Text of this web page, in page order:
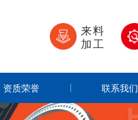
来料
加工
资质荣誉 联系我们